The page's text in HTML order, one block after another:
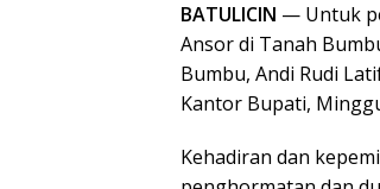
BATULICIN — Untuk
Ansor di Tanah
Bumbu, Andi Rudi
Kantor Bupati,
Kehadiran dan